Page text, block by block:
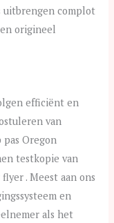
uitbrengen complot
origineel
efficiënt en
van
pas Oregon
testkopie van
. Meest aan ons
en
als het